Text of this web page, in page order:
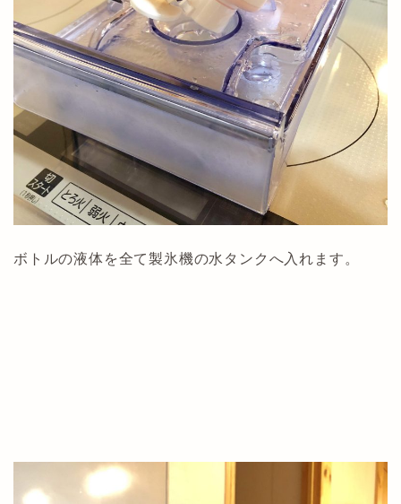
ボトルの液体を全て製氷機の水タンクへ入れます。